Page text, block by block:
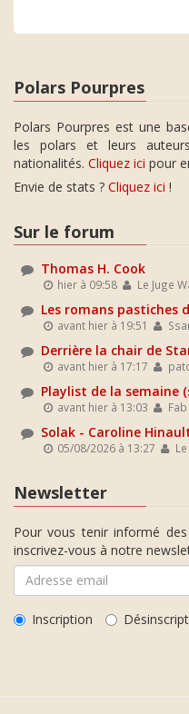
Polars Pourpres
Polars Pourpres est une
les polars et leurs
nationalités. Cliquez ici pour
Envie de stats ? Cliquez ici !
Sur le forum
Thomas H. Cook
hier à 09:58 Le Juge
Les romans pastiches
avant hier à 19:51
Derrière la chair de
avant hier à 17:17
Playlist de la semaine
avant hier à 13:03 Fab
Solak - Caroline
05/08/2026 à 13:27
Newsletter
Pour vous tenir informé
inscrivez-vous à notre
Inscription